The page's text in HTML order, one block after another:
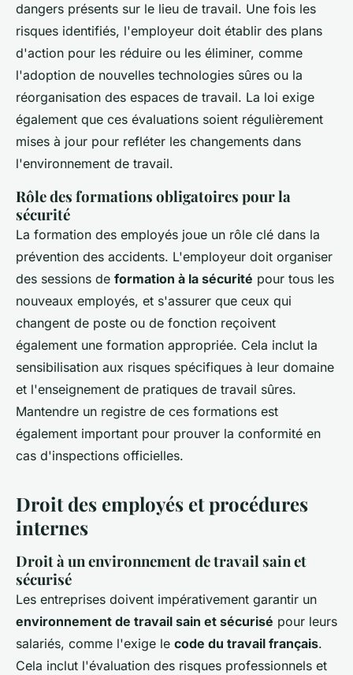
dangers présents sur le lieu de travail. Une fois les
risques identifiés, l'employeur doit établir des plans
d'action pour les réduire ou les éliminer, comme
l'adoption de nouvelles technologies sûres ou la
réorganisation des espaces de travail. La loi exige
également que ces évaluations soient régulièrement
mises à jour pour refléter les changements dans
l'environnement de travail.
Rôle des formations obligatoires pour la
sécurité
La formation des employés joue un rôle clé dans la
prévention des accidents. L'employeur doit organiser
des sessions de formation à la sécurité pour tous les
nouveaux employés, et s'assurer que ceux qui
changent de poste ou de fonction reçoivent
également une formation appropriée. Cela inclut la
sensibilisation aux risques spécifiques à leur domaine
et l'enseignement de pratiques de travail sûres.
Mantendre un registre de ces formations est
également important pour prouver la conformité en
cas d'inspections officielles.
Droit des employés et procédures
internes
Droit à un environnement de travail sain et
sécurisé
Les entreprises doivent impérativement garantir un
environnement de travail sain et sécurisé pour leurs
salariés, comme l'exige le code du travail français.
Cela inclut l'évaluation des risques professionnels et